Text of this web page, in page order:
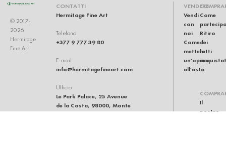
© 2017-
2026
Hermitage
Fine Art
CONTATTI
Hermitage Fine Art
Telefono
+377 9 777 39 80
E-mail
info@hermitagefineart.com
Ufficio
Le Park Palace, 25 Avenue
de la Costa, 98000, Monte
VENDERE
Vendi
con
noi
Come
mettere
un'opera
all'asta
Come
Ritiro
dei
lotti
Il
nostro